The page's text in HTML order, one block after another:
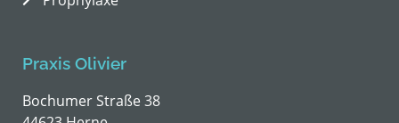
Praxis Olivier
Bochumer Straße 38